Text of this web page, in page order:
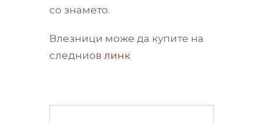
со знамето.
Влезници може да купите на
следниов линк